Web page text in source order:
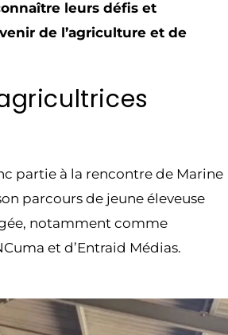
leurs défis et
de l’agriculture et de
partie à la rencontre de Marine
parcours de jeune éleveuse
notamment comme
et d’Entraid Médias.